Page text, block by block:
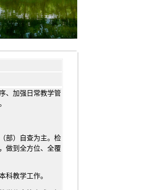
、加强日常教学管
部）自查为主。检
做到全方位、全覆
科教学工作。